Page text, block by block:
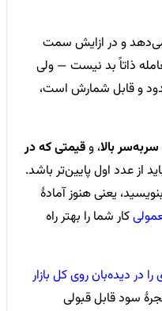
می‌دهد و در ازایش سمت
ذاتاً بد نیست — ولی
و قابل شمارش است،
سربه‌سر بالا، وقیمتی که در
از عدد اول پایین‌تر باشد.
یعنی هنوز آمادهٔ
کار شما را بهتر راه
در دیده‌بان روی کل بازار
سود قابل قبولی